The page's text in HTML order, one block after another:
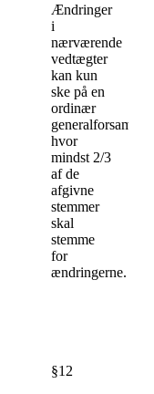
Ændringer
i
nærværende
vedtægter
kan kun
ske på en
ordinær
generalforsamling,
hvor
mindst 2/3
af de
afgivne
stemmer
skal
stemme
for
ændringerne.
§12